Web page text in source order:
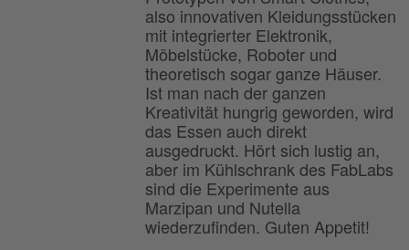
also innovativen Kleidungsstücken
mit integrierter Elektronik,
Möbelstücke, Roboter und
theoretisch sogar ganze Häuser.
Ist man nach der ganzen
Kreativität hungrig geworden, wird
das Essen auch direkt
ausgedruckt. Hört sich lustig an,
aber im Kühlschrank des FabLabs
sind die Experimente aus
Marzipan und Nutella
wiederzufinden. Guten Appetit!